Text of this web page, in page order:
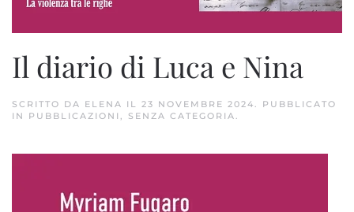
Il diario di Luca e Nina
SCRITTO DA ELENA IL 23 NOVEMBRE 2024. PUBBLICATO
IN PUBBLICAZIONI , SENZA CATEGORIA.